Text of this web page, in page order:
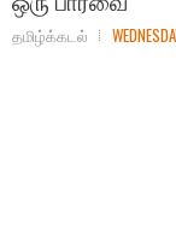
தமிழ்க்கடல்